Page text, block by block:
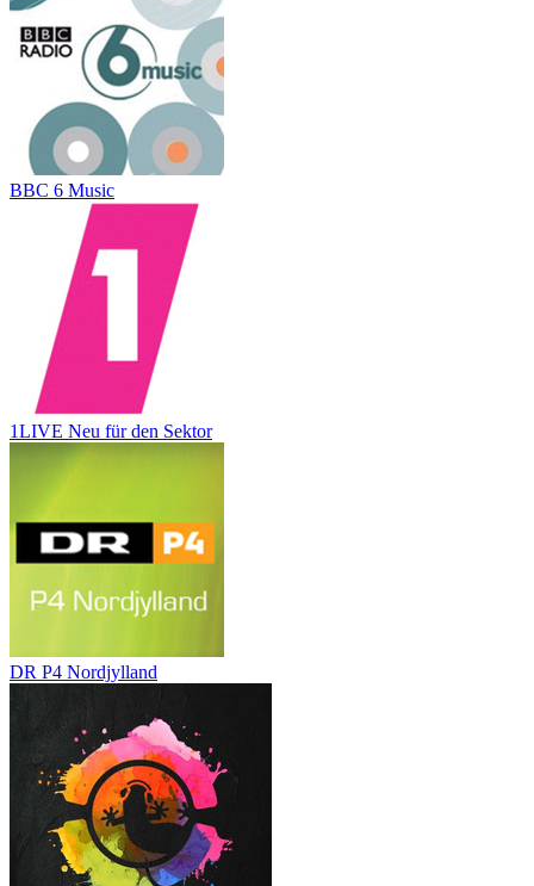
BBC 6 Music
1LIVE Neu für den Sektor
DR P4 Nordjylland